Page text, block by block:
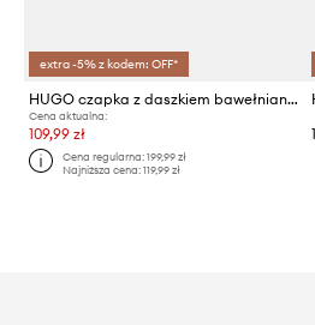
extra -5% z kodem: OFF*
HUGO czapka z daszkiem bawełniana
Cena aktualna:
109,99 zł
Cena regularna:199,99 zł
Najniższa cena:119,99 zł